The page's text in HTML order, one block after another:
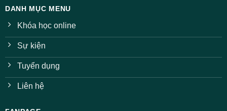
DANH MỤC MENU
Khóa học online
Sự kiện
Tuyển dụng
Liên hệ